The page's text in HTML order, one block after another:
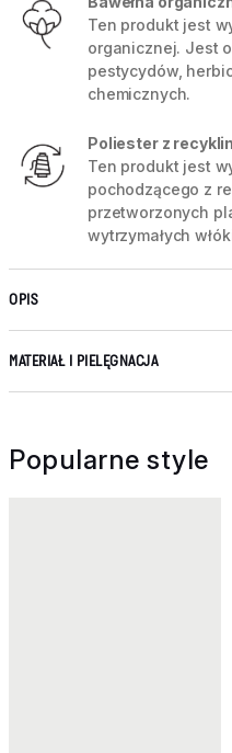
Ten produkt jest
organicznej. Jest
pestycydów,
chemicznych.
Poliester z
Ten produkt jest
pochodzącego z
przetworzonych
wytrzymałych
OPIS
MATERIAŁ I PIELĘGNACJA
Popularne style